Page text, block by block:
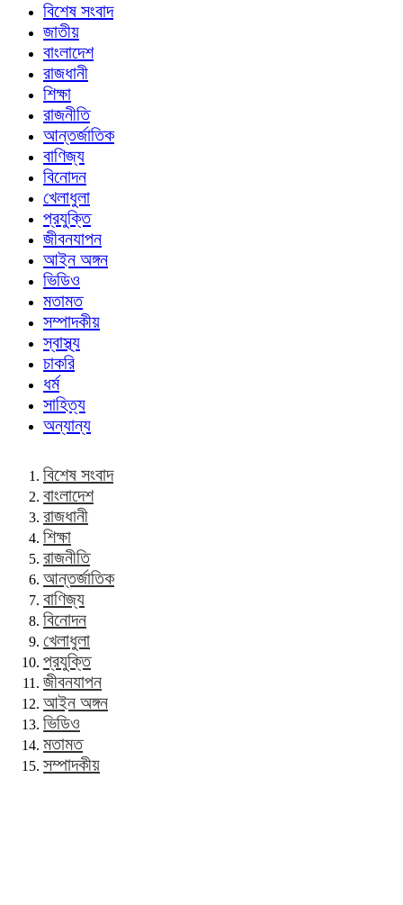
বিশেষ সংবাদ
জাতীয়
বাংলাদেশ
রাজধানী
শিক্ষা
রাজনীতি
আন্তর্জাতিক
বাণিজ্য
বিনোদন
খেলাধুলা
প্রযুক্তি
জীবনযাপন
আইন অঙ্গন
ভিডিও
মতামত
সম্পাদকীয়
স্বাস্থ্য
চাকরি
ধর্ম
সাহিত্য
অন্যান্য
বিশেষ সংবাদ
বাংলাদেশ
রাজধানী
শিক্ষা
রাজনীতি
আন্তর্জাতিক
বাণিজ্য
বিনোদন
খেলাধুলা
প্রযুক্তি
জীবনযাপন
আইন অঙ্গন
ভিডিও
মতামত
সম্পাদকীয়